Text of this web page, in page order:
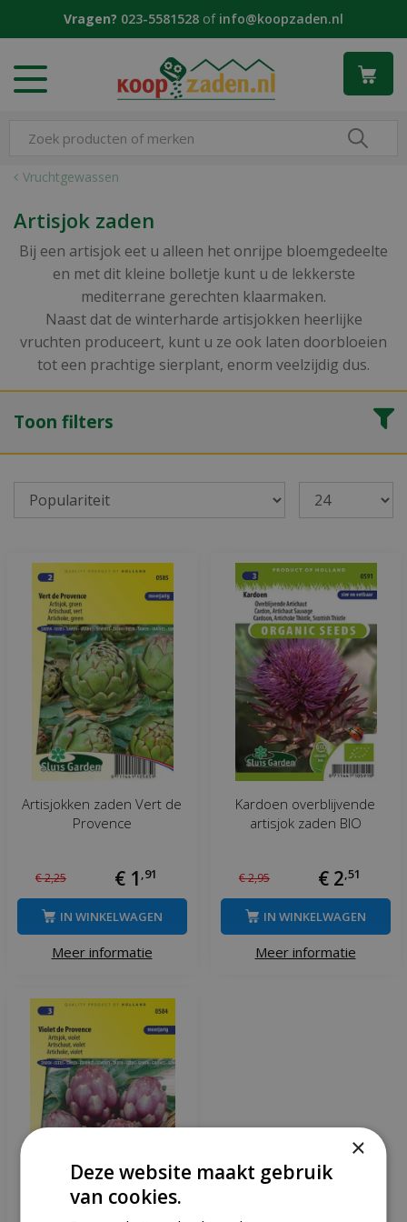
Vruchtgewassen
Vragen? 023-5581528 of info@koopzaden.nl
Artisjok zaden
Bij een artisjok eet u alleen het onrijpe bloemgedeelte
en met dit kleine bolletje kunt u de lekkerste
mediterrane gerechten klaarmaken.
Naast dat de winterharde artisjokken heerlijke
vruchten produceert, kunt u ze ook laten doorbloeien
tot een prachtige sierplant, enorm veelzijdig dus.
Toon filters
Artisjokken zaden Vert de
Provence
€2,25 € 1 91
Meer informatie
IN WINKELWAGEN
Kardoen overblijvende
artisjok zaden BIO
€2,95 € 2 51
Meer informatie
IN WINKELWAGEN
×
Deze website maakt gebruik
van cookies.